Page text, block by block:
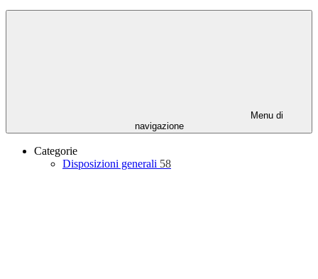
Menu di
navigazione
Categorie
Disposizioni generali 58